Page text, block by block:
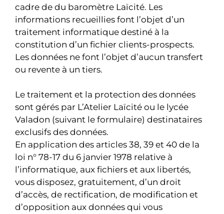
cadre de du baromètre Laïcité. Les
informations recueillies font l’objet d’un
traitement informatique destiné à la
constitution d’un fichier clients-prospects.
Les données ne font l’objet d’aucun transfert
ou revente à un tiers.
Le traitement et la protection des données
sont gérés par L’Atelier Laïcité ou le lycée
Valadon (suivant le formulaire) destinataires
exclusifs des données.
En application des articles 38, 39 et 40 de la
loi n° 78-17 du 6 janvier 1978 relative à
l’informatique, aux fichiers et aux libertés,
vous disposez, gratuitement, d’un droit
d’accès, de rectification, de modification et
d’opposition aux données qui vous